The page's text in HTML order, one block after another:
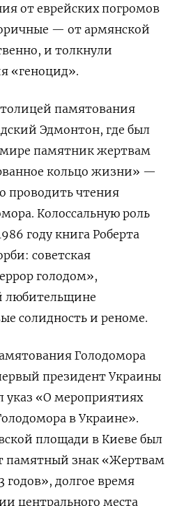
от еврейских погромов
— от армянской
и толкнули
«геноцид».
памятования
Эдмонтон, где был
памятник жертвам
кольцо жизни» —
проводить чтения
Колоссальную роль
году книга Роберта
советская
голодом»,
любительщине
солидность и реноме.
Голодомора
президент Украины
указ «О мероприятиях
в Украине».
площади в Киеве был
памятный знак «Жертвам
годов», долгое время
центрального места